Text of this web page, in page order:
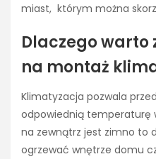
miast, którym można
Dlaczego warto
na montaż
Klimatyzacja pozwala
odpowiednią temperaturę
na zewnątrz jest zimno to
ogrzewać wnętrze domu